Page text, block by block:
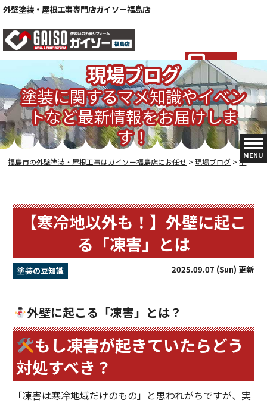
外壁塗装・屋根工事専門店ガイソー福島店
電話
MENU
現場ブログ
塗装に関するマメ知識やイベン
トなど最新情報をお届けしま
す！
福島市の外壁塗装・屋根工事はガイソー福島店にお任せ >現場ブログ >塗装の豆知識
【寒冷地以外も！】外壁に起こ
る「凍害」とは
塗装の豆知識 2025.09.07 (Sun) 更新
外壁に起こる「凍害」とは？
もし凍害が起きていたらどう
対処すべき？
「凍害は寒冷地域だけのもの」と思われがちですが、実